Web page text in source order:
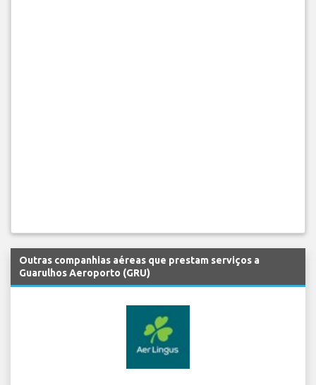
Outras companhias aéreas que prestam serviços a
Guarulhos Aeroporto (GRU)